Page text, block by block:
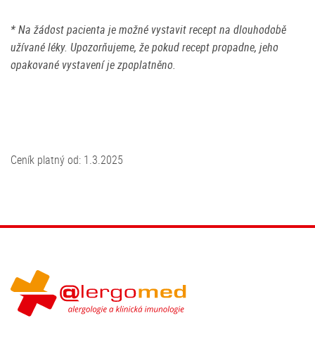
* Na žádost pacienta je možné vystavit recept na dlouhodobě
užívané léky. Upozorňujeme, že pokud recept propadne, jeho
opakované vystavení je zpoplatněno.
Ceník platný od: 1.3.2025